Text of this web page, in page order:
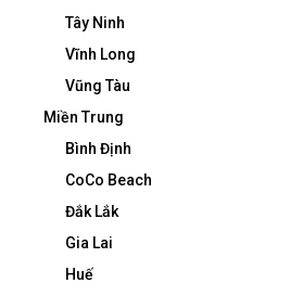
Tây Ninh
Vĩnh Long
Vũng Tàu
Miền Trung
Bình Định
CoCo Beach
Đắk Lắk
Gia Lai
Huế